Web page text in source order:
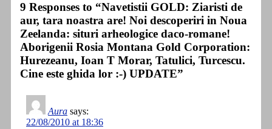
9 Responses to “Navetistii GOLD: Ziaristi de
aur, tara noastra are! Noi descoperiri in Noua
Zeelanda: situri arheologice daco-romane!
Aborigenii Rosia Montana Gold Corporation:
Hurezeanu, Ioan T Morar, Tatulici, Turcescu.
Cine este ghida lor :-) UPDATE”
Aura says:
22/08/2010 at 18:36